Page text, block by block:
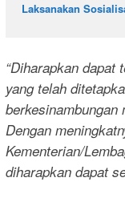
Laksanakan
“Diharapkan dapat
yang telah
berkesinambungan
Dengan
Kementerian/
diharapkan dapat